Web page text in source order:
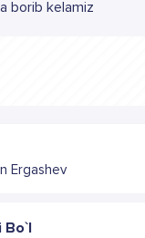
borib kelamiz
Ergashev
Bo`l